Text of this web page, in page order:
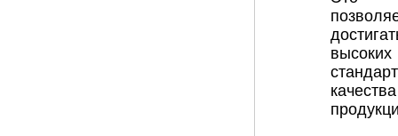
высоких
качества